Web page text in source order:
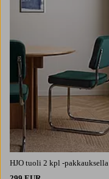
HJO tuoli 2 kpl -pakkauksella